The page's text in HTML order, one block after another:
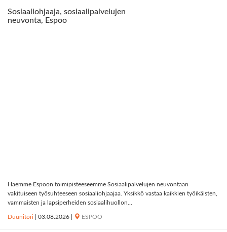
Sosiaaliohjaaja, sosiaalipalvelujen
neuvonta, Espoo
Haemme Espoon toimipisteeseemme Sosiaalipalvelujen neuvontaan
vakituiseen työsuhteeseen sosiaaliohjaajaa. Yksikkö vastaa kaikkien työikäisten,
vammaisten ja lapsiperheiden sosiaalihuollon...
Duunitori 03.08.2026 ESPOO